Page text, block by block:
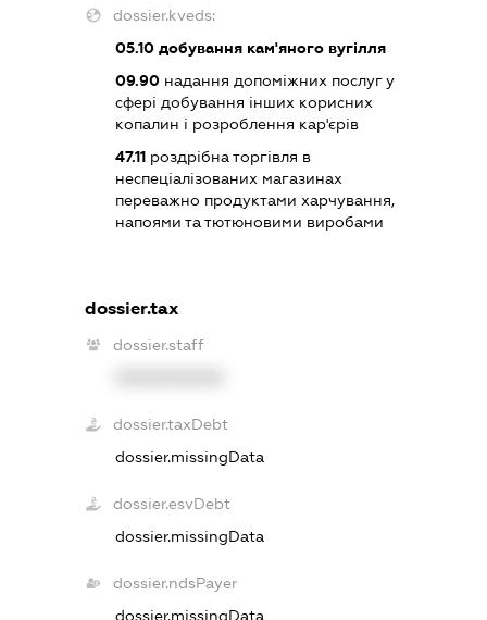
dossier.kveds:
05.10добування кам'яного вугілля
09.90надання допоміжних послуг у
сфері добування інших корисних
копалин і розроблення кар'єрів
47.11роздрібна торгівля в
неспеціалізованих магазинах
переважно продуктами харчування,
напоями та тютюновими виробами
dossier.tax
dossier.staff
dossier.taxDebt
dossier.missingData
dossier.esvDebt
dossier.missingData
dossier.ndsPayer
dossier.missingData